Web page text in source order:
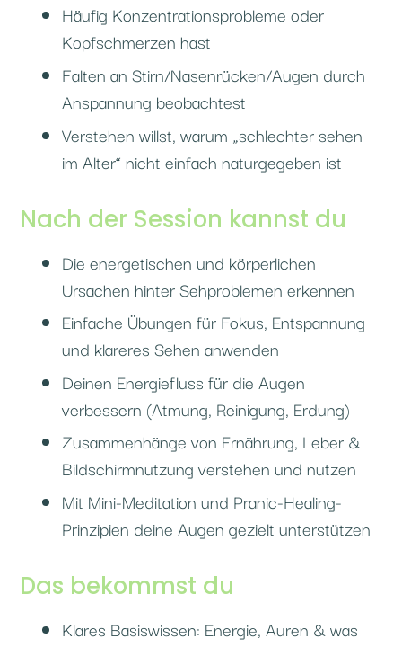
Häufig Konzentrationsprobleme oder
Kopfschmerzen hast
Falten an Stirn/Nasenrücken/Augen durch
Anspannung beobachtest
Verstehen willst, warum „schlechter sehen
im Alter“ nicht einfach naturgegeben ist
Nach der Session kannst du
Die energetischen und körperlichen
Ursachen hinter Sehproblemen erkennen
Einfache Übungen für Fokus, Entspannung
und klareres Sehen anwenden
Deinen Energiefluss für die Augen
verbessern (Atmung, Reinigung, Erdung)
Zusammenhänge von Ernährung, Leber &
Bildschirmnutzung verstehen und nutzen
Mit Mini-Meditation und Pranic-Healing-
Prinzipien deine Augen gezielt unterstützen
Das bekommst du
Klares Basiswissen: Energie, Auren & was